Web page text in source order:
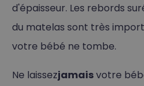
d'épaisseur. Les rebords
du matelas sont très
votre bébé ne tombe.
Ne laissezjamaisvotre